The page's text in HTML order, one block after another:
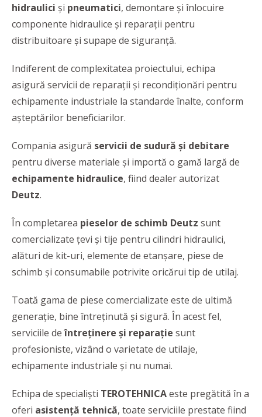
hidraulici și pneumatici, demontare și înlocuire
componente hidraulice și reparații pentru
distribuitoare și supape de siguranță.
Indiferent de complexitatea proiectului, echipa
asigură servicii de reparații și recondiționări pentru
echipamente industriale la standarde înalte, conform
așteptărilor beneficiarilor.
Compania asigură servicii de sudură și debitare
pentru diverse materiale și importă o gamă largă de
echipamente hidraulice, fiind dealer autorizat
Deutz.
În completarea pieselor de schimb Deutz sunt
comercializate țevi și tije pentru cilindri hidraulici,
alături de kit-uri, elemente de etanșare, piese de
schimb și consumabile potrivite oricărui tip de utilaj.
Toată gama de piese comercializate este de ultimă
generație, bine întreținută și sigură. În acest fel,
serviciile deîntreținere și reparație sunt
profesioniste, vizând o varietate de utilaje,
echipamente industriale și nu numai.
Echipa de specialiști TEROTEHNICAeste pregătită în a
oferi asistență tehnică, toate serviciile prestate fiind